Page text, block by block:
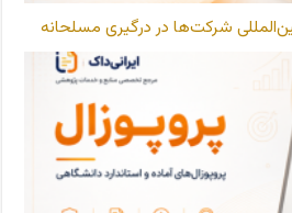
شرکت‌ها در درگیری مسلحانه